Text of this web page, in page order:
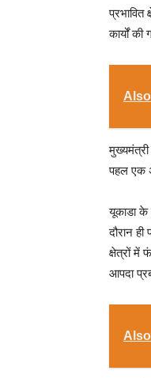
कार्यों की
पहल एक
यूकाडा के
दौरान
क्षेत्रों में
आपदा